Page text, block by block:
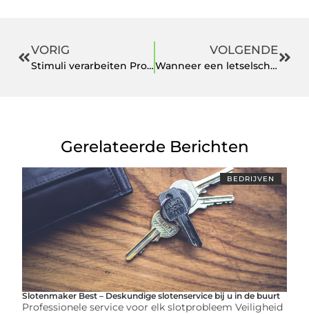
VORIG
Stimuli verarbeiten Probleme bei Kindern
VOLGENDE
Wanneer een letselschade advocaat inschakelen
Gerelateerde Berichten
BEDRIJVEN
Slotenmaker Best – Deskundige slotenservice bij u in de buurt
Professionele service voor elk slotprobleem Veiligheid